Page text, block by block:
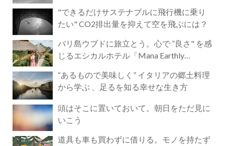
"できるだけサステナブルに飛行機に乗り
たい" CO2排出量を抑えて空を飛ぶには？
バリ島ウブドに旅立とう。心で ”良さ" を感
じるエシカルホテル「Mana Earthly
“あるもので美味しく” イタリアの郷土料理
から学ぶ 、足るを知る幸せな生き方
頭はそこに置いておいて。朝日をただ見に
いこう
道具も車も買わずに借りる。モノを持たず